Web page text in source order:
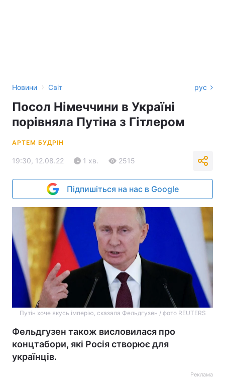
Новини › Світ рус
Посол Німеччини в Україні
порівняла Путіна з Гітлером
АРТЕМ БУДРІН
19:30, 12.08.22 1 хв. 2515
Підпишіться на нас в Google
Путін хоче якусь імперію, сказала Фельдгузен / фото REUTERS
Фельдгузен також висловилася про
концтабори, які Росія створює для
українців.
Реклама